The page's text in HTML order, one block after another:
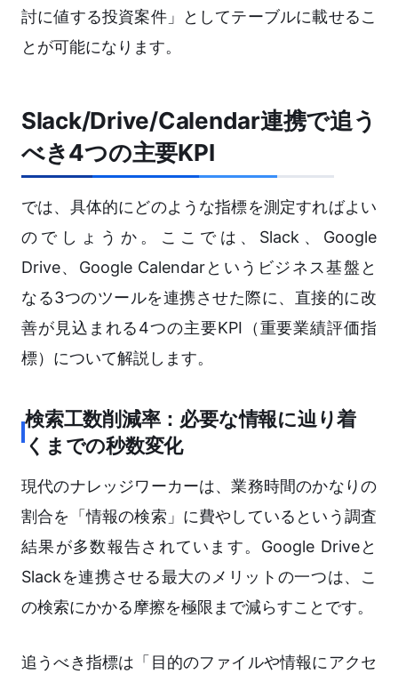
討に値する投資案件」としてテーブルに載せるこ
とが可能になります。
Slack/Drive/Calendar連携で追う
べき4つの主要KPI
では、具体的にどのような指標を測定すればよい
のでしょうか。ここでは、Slack、Google
Drive、Google Calendarというビジネス基盤と
なる3つのツールを連携させた際に、直接的に改
善が見込まれる4つの主要KPI（重要業績評価指
標）について解説します。
検索工数削減率：必要な情報に辿り着
くまでの秒数変化
現代のナレッジワーカーは、業務時間のかなりの
割合を「情報の検索」に費やしているという調査
結果が多数報告されています。Google Driveと
Slackを連携させる最大のメリットの一つは、こ
の検索にかかる摩擦を極限まで減らすことです。
追うべき指標は「目的のファイルや情報にアクセ